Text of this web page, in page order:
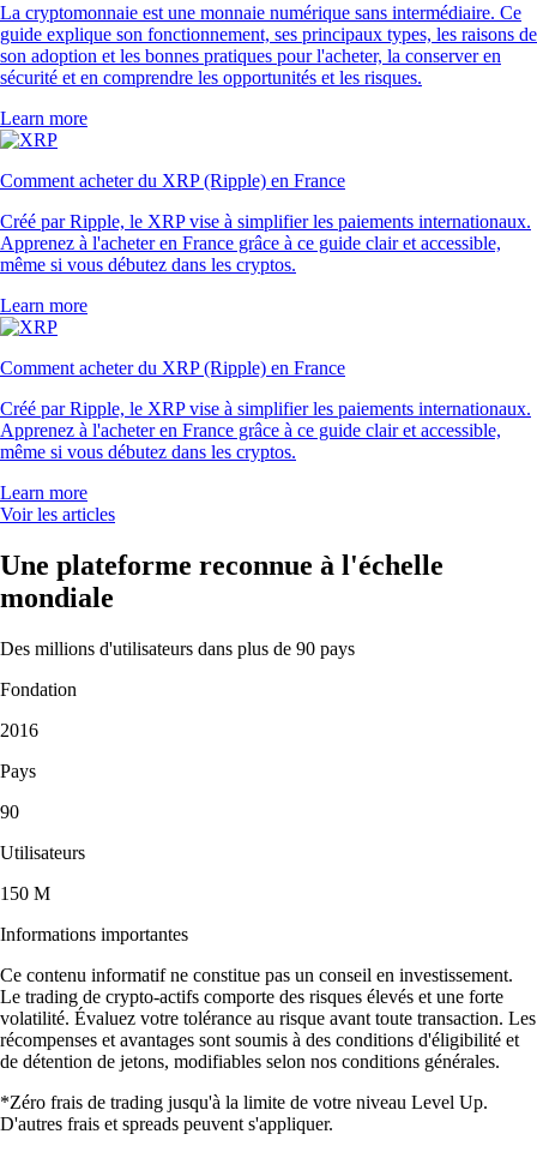
La cryptomonnaie est une monnaie numérique sans intermédiaire. Ce
guide explique son fonctionnement, ses principaux types, les raisons de
son adoption et les bonnes pratiques pour l'acheter, la conserver en
sécurité et en comprendre les opportunités et les risques.
Learn more
Comment acheter du XRP (Ripple) en France
Créé par Ripple, le XRP vise à simplifier les paiements internationaux.
Apprenez à l'acheter en France grâce à ce guide clair et accessible,
même si vous débutez dans les cryptos.
Learn more
Comment acheter du XRP (Ripple) en France
Créé par Ripple, le XRP vise à simplifier les paiements internationaux.
Apprenez à l'acheter en France grâce à ce guide clair et accessible,
même si vous débutez dans les cryptos.
Learn more
Voir les articles
Une plateforme reconnue à l'échelle
mondiale
Des millions d'utilisateurs dans plus de 90 pays
Fondation
2016
Pays
90
Utilisateurs
150 M
Informations importantes
Ce contenu informatif ne constitue pas un conseil en investissement.
Le trading de crypto-actifs comporte des risques élevés et une forte
volatilité. Évaluez votre tolérance au risque avant toute transaction. Les
récompenses et avantages sont soumis à des conditions d'éligibilité et
de détention de jetons, modifiables selon nos conditions générales.
*Zéro frais de trading jusqu'à la limite de votre niveau Level Up.
D'autres frais et spreads peuvent s'appliquer.